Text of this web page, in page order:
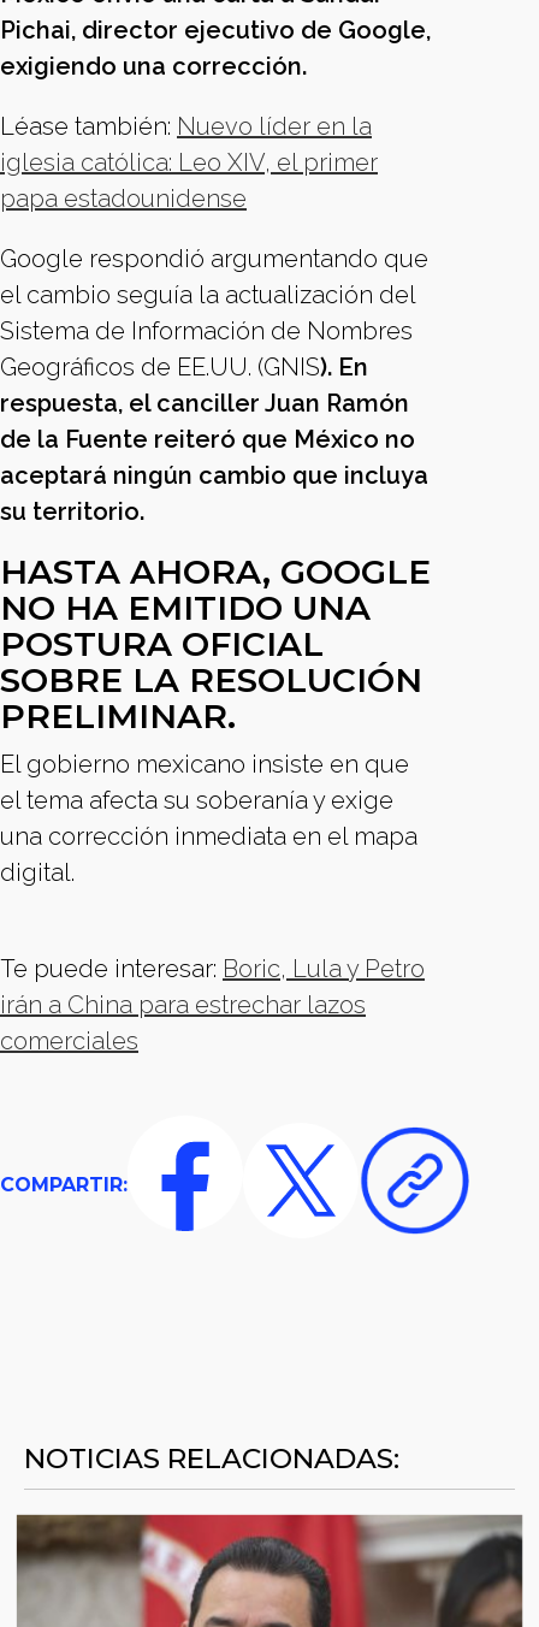
Pichai, director ejecutivo de Google,
exigiendo una corrección.
Léase también: Nuevo líder en la
iglesia católica: Leo XIV, el primer
papa estadounidense
Google respondió argumentando que
el cambio seguía la actualización del
Sistema de Información de Nombres
Geográficos de EE.UU. (GNIS). En
respuesta, el canciller Juan Ramón
de la Fuente reiteró que México no
aceptará ningún cambio que incluya
su territorio.
HASTA AHORA, GOOGLE
NO HA EMITIDO UNA
POSTURA OFICIAL
SOBRE LA RESOLUCIÓN
PRELIMINAR.
El gobierno mexicano insiste en que
el tema afecta su soberanía y exige
una corrección inmediata en el mapa
digital.
Te puede interesar: Boric, Lula y Petro
irán a China para estrechar lazos
comerciales
COMPARTIR:
NOTICIAS RELACIONADAS: